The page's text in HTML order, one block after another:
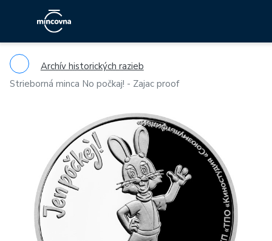
Archív historických razieb
Strieborná minca No počkaj! - Zajac proof
Previous